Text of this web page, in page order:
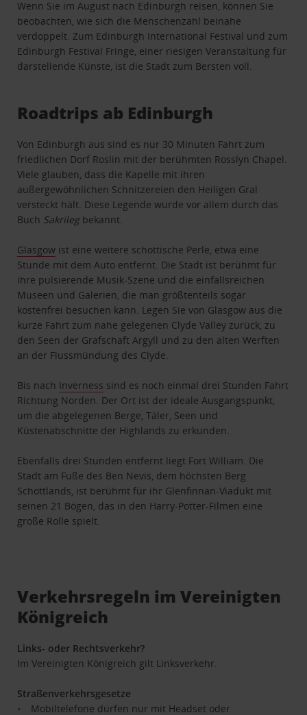
Wenn Sie im August nach Edinburgh reisen, können Sie
beobachten, wie sich die Menschenzahl beinahe
verdoppelt. Zum Edinburgh International Festival und zum
Edinburgh Festival Fringe, einer riesigen Veranstaltung für
darstellende Künste, ist die Stadt zum Bersten voll.
Roadtrips ab Edinburgh
Von Edinburgh aus sind es nur 30 Minuten Fahrt zum
friedlichen Dorf Roslin mit der berühmten Rosslyn Chapel.
Viele glauben, dass die Kapelle mit ihren
außergewöhnlichen Schnitzereien den Heiligen Gral
versteckt hält. Diese Legende wurde vor allem durch das
Buch Sakrilegbekannt.
Glasgow ist eine weitere schottische Perle, etwa eine
Stunde mit dem Auto entfernt. Die Stadt ist berühmt für
ihre pulsierende Musik-Szene und die einfallsreichen
Museen und Galerien, die man größtenteils sogar
kostenfrei besuchen kann. Legen Sie von Glasgow aus die
kurze Fahrt zum nahe gelegenen Clyde Valley zurück, zu
den Seen der Grafschaft Argyll und zu den alten Werften
an der Flussmündung des Clyde.
Bis nach Inverness sind es noch einmal drei Stunden Fahrt
Richtung Norden. Der Ort ist der ideale Ausgangspunkt,
um die abgelegenen Berge, Täler, Seen und
Küstenabschnitte der Highlands zu erkunden.
Ebenfalls drei Stunden entfernt liegt Fort William. Die
Stadt am Fuße des Ben Nevis, dem höchsten Berg
Schottlands, ist berühmt für ihr Glenfinnan-Viadukt mit
seinen 21 Bögen, das in den Harry-Potter-Filmen eine
große Rolle spielt.
Verkehrsregeln im Vereinigten
Königreich
Links- oder Rechtsverkehr?
Im Vereinigten Königreich gilt Linksverkehr.
Straßenverkehrsgesetze
Mobiltelefone dürfen nur mit Headset oder